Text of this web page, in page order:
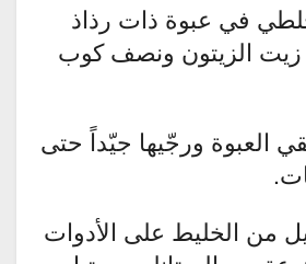
في عبوة ذات رذاذ
الزيتون ونصف كوب
العبوة ورجّيها جيّداً حتى
من الخليط على الأدوات